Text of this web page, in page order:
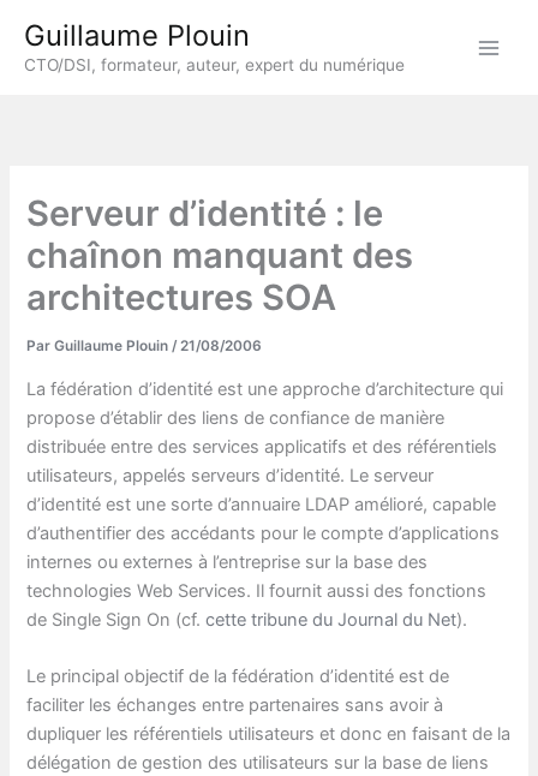
contenu
Guillaume Plouin
CTO/DSI, formateur, auteur, expert du numérique
Serveur d’identité : le
chaînon manquant des
architectures SOA
ParGuillaume Plouin/21/08/2006
La fédération d’identité est une approche d’architecture qui
propose d’établir des liens de confiance de manière
distribuée entre des services applicatifs et des référentiels
utilisateurs, appelés serveurs d’identité. Le serveur
d’identité est une sorte d’annuaire LDAP amélioré, capable
d’authentifier des accédants pour le compte d’applications
internes ou externes à l’entreprise sur la base des
technologies Web Services. Il fournit aussi des fonctions
de Single Sign On (cf.cette tribune du Journal du Net).
Le principal objectif de la fédération d’identité est de
faciliter les échanges entre partenaires sans avoir à
dupliquer les référentiels utilisateurs et donc en faisant de la
délégation de gestion des utilisateurs sur la base de liens